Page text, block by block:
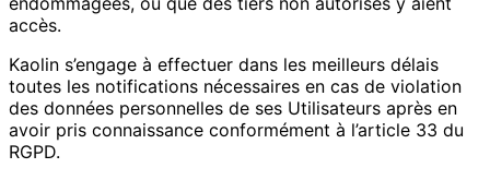
accès.
Kaolin s’engage à effectuer dans les meilleurs délais
toutes les notifications nécessaires en cas de violation
des données personnelles de ses Utilisateurs après en
avoir pris connaissance conformément à l’article 33 du
RGPD.